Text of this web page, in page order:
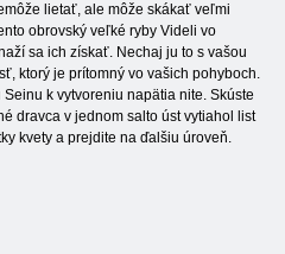
lietať, ale môže skákať veľmi
obrovský veľké ryby Videli vo
sa ich získať. Nechaj ju to s vašou
ktorý je prítomný vo vašich pohyboch.
k vytvoreniu napätia nite. Skúste
dravca v jednom salto úst vytiahol list
kvety a prejdite na ďalšiu úroveň.